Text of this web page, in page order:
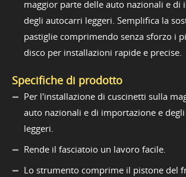
maggior parte delle auto nazionali e di
degli autocarri leggeri. Semplifica la
pastiglie comprimendo senza sforzo i
disco per installazioni rapide e precise.
Specifiche di prodotto
Per l'installazione di cuscinetti sulla
auto nazionali e di importazione e
leggeri.
Rende il fasciatoio un lavoro facile.
Lo strumento comprime il pistone del